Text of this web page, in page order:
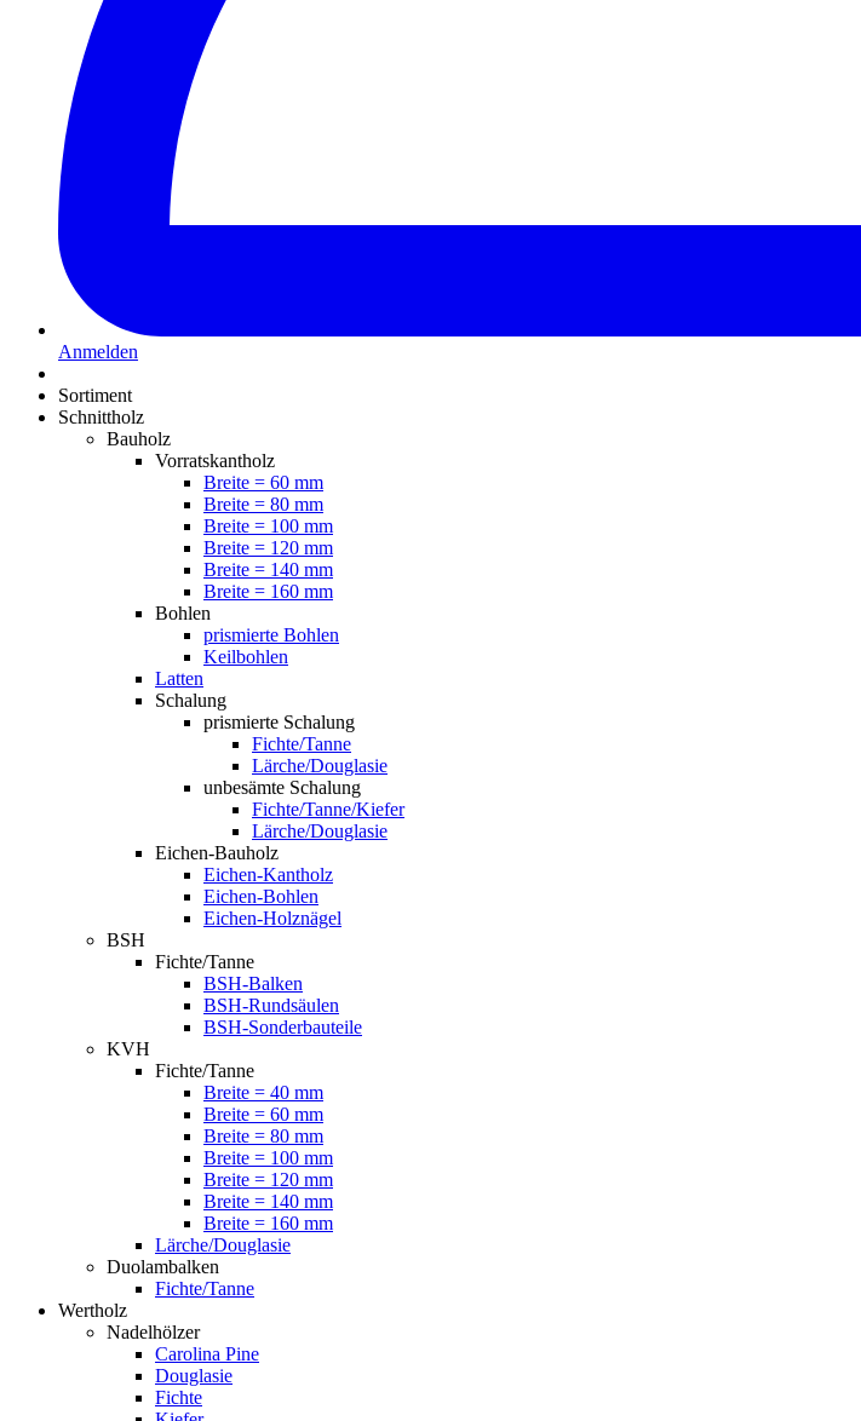
Anmelden
Sortiment
Schnittholz
Bauholz
Vorratskantholz
Breite = 60 mm
Breite = 80 mm
Breite = 100 mm
Breite = 120 mm
Breite = 140 mm
Breite = 160 mm
Bohlen
prismierte Bohlen
Keilbohlen
Latten
Schalung
prismierte Schalung
Fichte/Tanne
Lärche/Douglasie
unbesämte Schalung
Fichte/Tanne/Kiefer
Lärche/Douglasie
Eichen-Bauholz
Eichen-Kantholz
Eichen-Bohlen
Eichen-Holznägel
BSH
Fichte/Tanne
BSH-Balken
BSH-Rundsäulen
BSH-Sonderbauteile
KVH
Fichte/Tanne
Breite = 40 mm
Breite = 60 mm
Breite = 80 mm
Breite = 100 mm
Breite = 120 mm
Breite = 140 mm
Breite = 160 mm
Lärche/Douglasie
Duolambalken
Fichte/Tanne
Wertholz
Nadelhölzer
Carolina Pine
Douglasie
Fichte